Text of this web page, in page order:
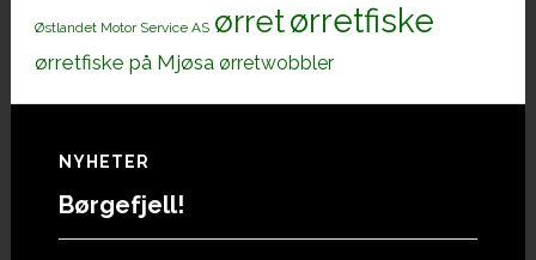
Østlandet Motor Service AS ørretørretfiske
ørretfiske på Mjøsa ørretwobbler
Footer
NYHETER
Børgefjell!